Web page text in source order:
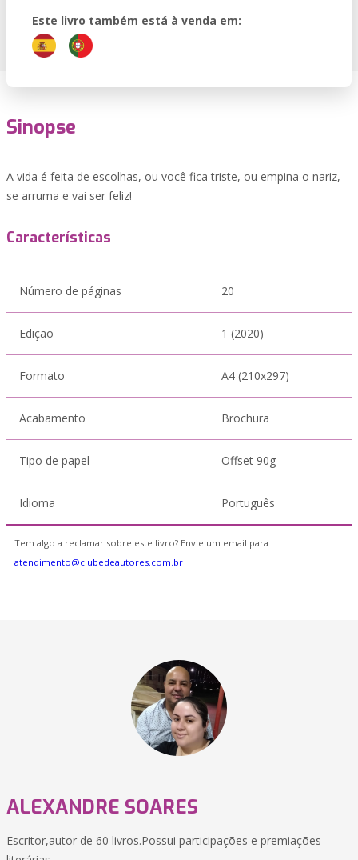
Este livro também está à venda em:
Sinopse
A vida é feita de escolhas, ou você fica triste, ou empina o nariz,
se arruma e vai ser feliz!
Características
Número de páginas 20
Edição 1 (2020)
Formato A4 (210x297)
Acabamento Brochura
Tipo de papel Offset 90g
Idioma Português
Tem algo a reclamar sobre este livro? Envie um email para
atendimento@clubedeautores.com.br
ALEXANDRE SOARES
Escritor,autor de 60 livros.Possui participações e premiações